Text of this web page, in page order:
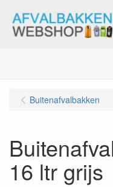
Buitenafvalbakken
16 ltr grijs